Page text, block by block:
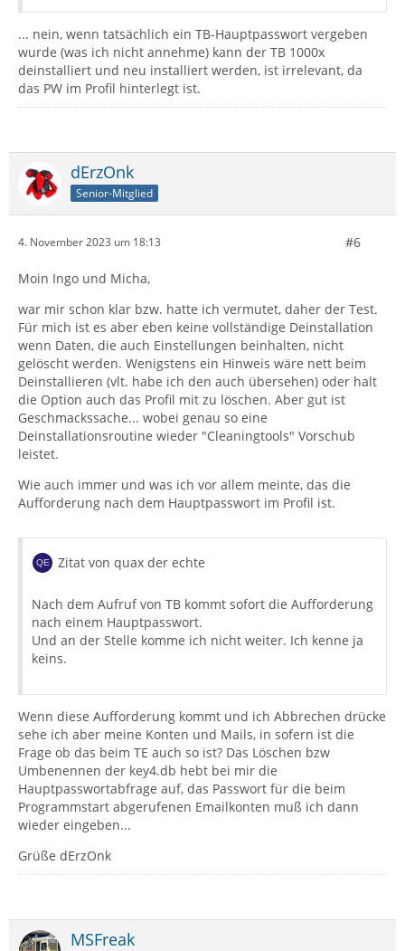
... nein, wenn tatsächlich ein TB-Hauptpasswort vergeben
wurde (was ich nicht annehme) kann der TB 1000x
deinstalliert und neu installiert werden, ist irrelevant, da
das PW im Profil hinterlegt ist.
dErzOnk
Senior-Mitglied
4. November 2023 um 18:13 #6
Moin Ingo und Micha,
war mir schon klar bzw. hatte ich vermutet, daher der Test.
Für mich ist es aber eben keine vollständige Deinstallation
wenn Daten, die auch Einstellungen beinhalten, nicht
gelöscht werden. Wenigstens ein Hinweis wäre nett beim
Deinstallieren (vlt. habe ich den auch übersehen) oder halt
die Option auch das Profil mit zu löschen. Aber gut ist
Geschmackssache... wobei genau so eine
Deinstallationsroutine wieder "Cleaningtools" Vorschub
leistet.
Wie auch immer und was ich vor allem meinte, das die
Aufforderung nach dem Hauptpasswort im Profil ist.
Zitat von quax der echte
Nach dem Aufruf von TB kommt sofort die Aufforderung
nach einem Hauptpasswort.
Und an der Stelle komme ich nicht weiter. Ich kenne ja
keins.
Wenn diese Aufforderung kommt und ich Abbrechen drücke
sehe ich aber meine Konten und Mails, in sofern ist die
Frage ob das beim TE auch so ist? Das Löschen bzw
Umbenennen der key4.db hebt bei mir die
Hauptpasswortabfrage auf, das Passwort für die beim
Programmstart abgerufenen Emailkonten muß ich dann
wieder eingeben...
Grüße dErzOnk
MSFreak